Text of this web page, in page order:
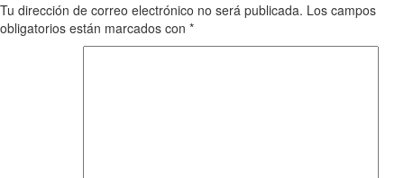
Tu dirección de correo electrónico no será publicada. Los campos
obligatorios están marcados con *